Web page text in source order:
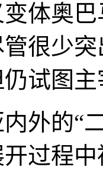
体奥
很少
试图
内外的“
过程